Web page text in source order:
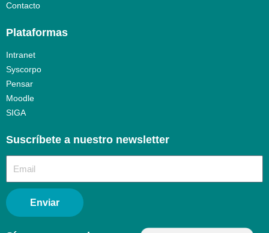
Contacto
Plataformas
Intranet
Syscorpo
Pensar
Moodle
SIGA
Suscríbete a nuestro newsletter​
Enviar